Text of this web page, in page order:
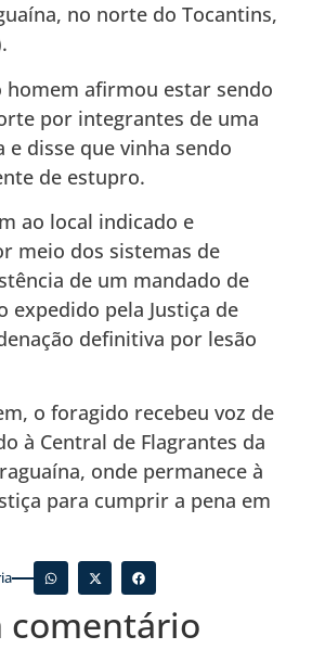
no norte do Tocantins,
homem afirmou estar sendo
por integrantes de uma
e disse que vinha sendo
de estupro.
ao local indicado e
meio dos sistemas de
de um mandado de
expedido pela Justiça de
definitiva por lesão
o foragido recebeu voz de
à Central de Flagrantes da
onde permanece à
para cumprir a pena em
comentário